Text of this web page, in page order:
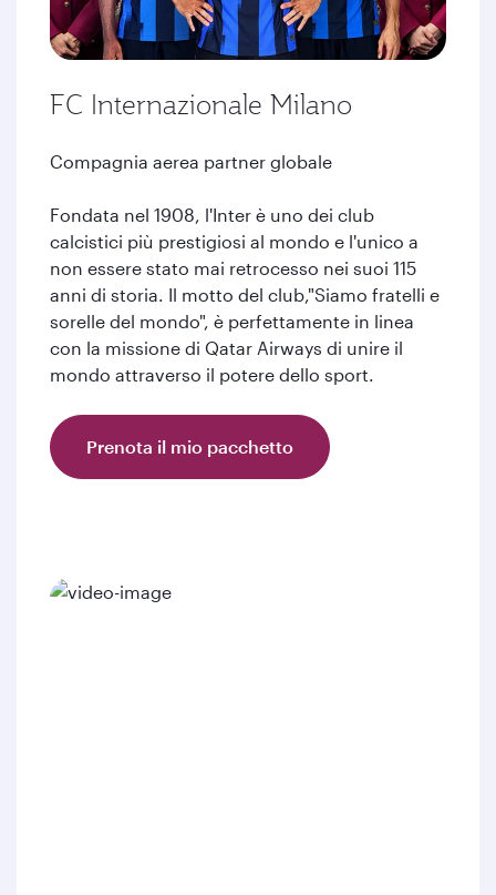
FC Internazionale Milano
Compagnia aerea partner globale
Fondata nel 1908, l'Inter è uno dei club
calcistici più prestigiosi al mondo e l'unico a
non essere stato mai retrocesso nei suoi 115
anni di storia. Il motto del club,"Siamo fratelli e
sorelle del mondo", è perfettamente in linea
con la missione di Qatar Airways di unire il
mondo attraverso il potere dello sport.
Prenota il mio pacchetto